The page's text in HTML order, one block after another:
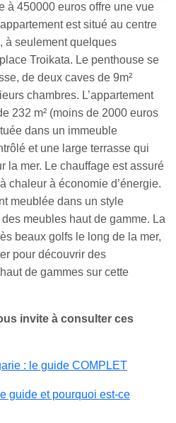
à 450000 euros offre une vue
est situé au centre
, à seulement quelques
Troikata. Le penthouse se
de deux caves de 9m²
chambres. L’appartement
232 m² (moins de 2000 euros
dans un immeuble
et une large terrasse qui
la mer. Le chauffage est assuré
chaleur à économie d’énergie.
meublée dans un style
meubles haut de gamme. La
beaux golfs le long de la mer,
pour découvrir des
de gammes sur cette
invite à consulter ces
: le guide COMPLET
guide et pourquoi est-ce